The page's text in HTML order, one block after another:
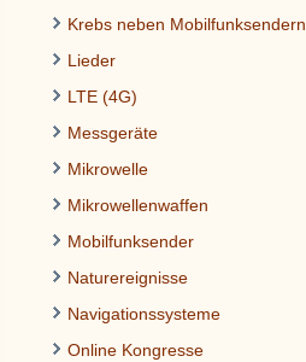
Krebs neben Mobilfunksendern
Lieder
LTE (4G)
Messgeräte
Mikrowelle
Mikrowellenwaffen
Mobilfunksender
Naturereignisse
Navigationssysteme
Online Kongresse